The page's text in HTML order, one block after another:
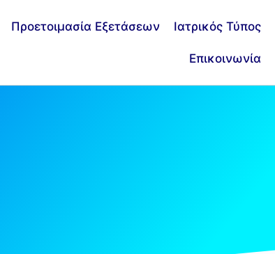
Προετοιμασία Εξετάσεων Ιατρικός Τύπος
Επικοινωνία